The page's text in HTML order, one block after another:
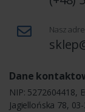
Nasz
Dane
NIP: 5272604418,
Jagiellońska 78,